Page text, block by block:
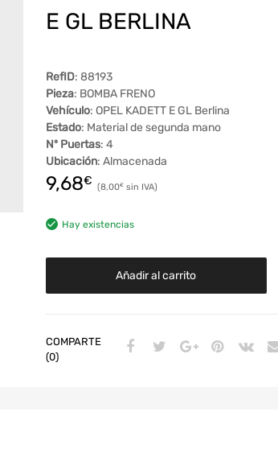
E GL BERLINA
RefID: 88193
Pieza: BOMBA FRENO
Vehículo: OPEL KADETT E GL Berlina
Estado: Material de segunda mano
Nº Puertas: 4
Ubicación: Almacenada
9,68€ 8,00€
Hay existencias
Añadir al carrito
COMPARTE
(0)